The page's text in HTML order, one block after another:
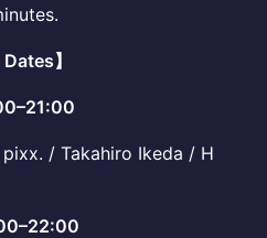
】
/ Takahiro Ikeda / H